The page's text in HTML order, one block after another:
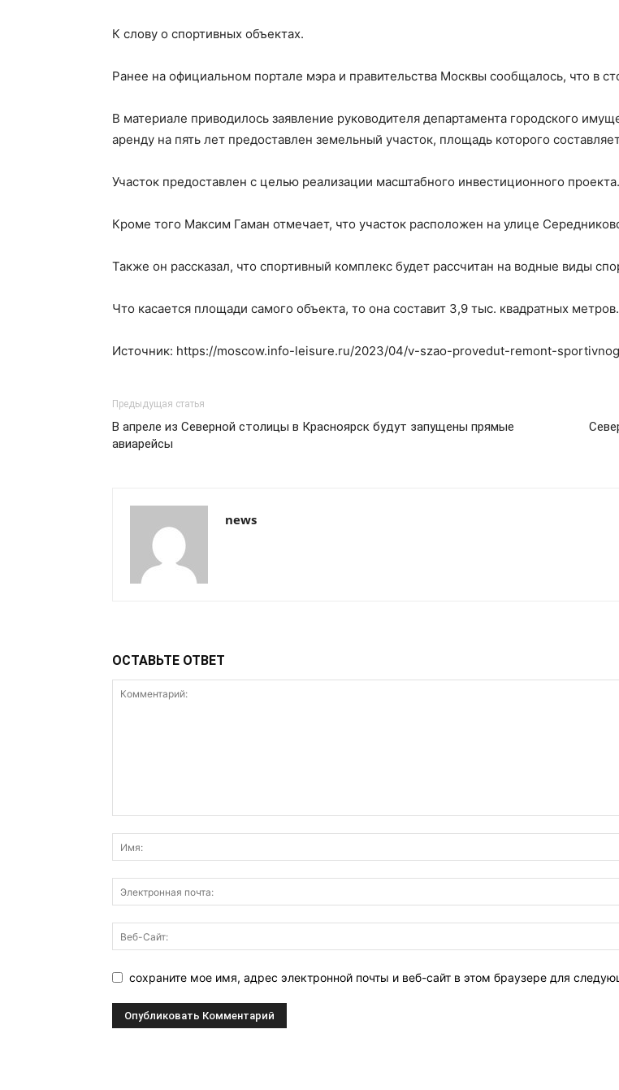
К слову о спортивных объектах.
Ранее на официальном портале мэра и правительства Москвы сообщалось, что в
В материале приводилось заявление руководителя департамента городского
аренду на пять лет предоставлен земельный участок, площадь которого
Участок предоставлен с целью реализации масштабного инвестиционного проекта.
Кроме того Максим Гаман отмечает, что участок расположен на улице
Также он рассказал, что спортивный комплекс будет рассчитан на водные виды
Что касается площади самого объекта, то она составит 3,9 тыс. квадратных метров.
Источник: https://moscow.info-leisure.ru/2023/04/v-szao-provedut-remont-
Предыдущая статья
В апреле из Северной столицы в Красноярск будут запущены прямые
авиарейсы
news
ОСТАВЬТЕ ОТВЕТ
сохраните мое имя, адрес электронной почты и веб-сайт в этом браузере для